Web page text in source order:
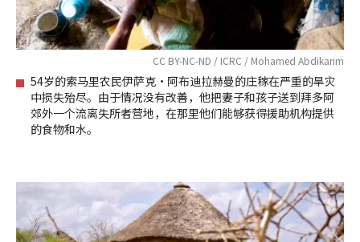
CC BY-NC-ND / ICRC / Mohamed Abdikarim
54岁的索马里农民伊萨克·阿布迪拉赫曼的庄稼在严重的旱灾
中损失殆尽。由于情况没有改善，他把妻子和孩子送到拜多阿
郊外一个流离失所者营地，在那里他们能够获得援助机构提供
的食物和水。